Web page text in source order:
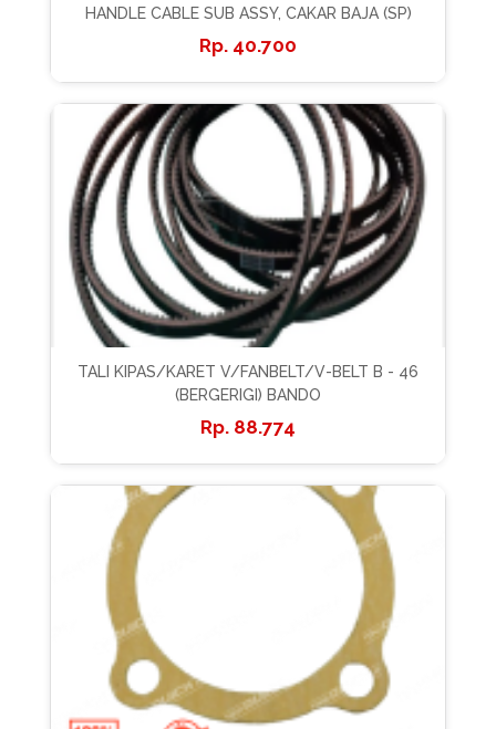
HANDLE CABLE SUB ASSY, CAKAR BAJA (SP)
40.700
TALI KIPAS/KARET V/FANBELT/V-BELT B - 46
(BERGERIGI) BANDO
88.774